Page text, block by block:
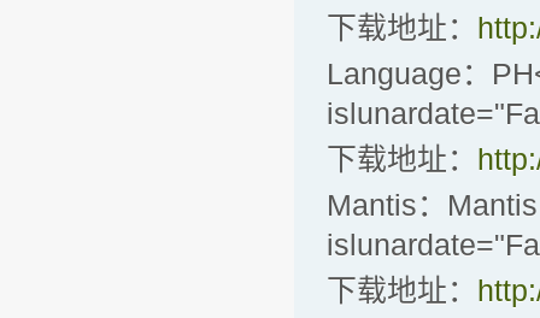
下载地址：
Language：
下载地址：
Mantis：
下载地址：